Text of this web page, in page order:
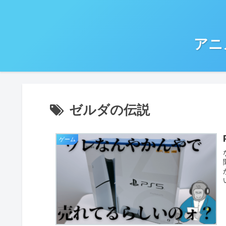
ア
ゼルダの伝説
ゲーム